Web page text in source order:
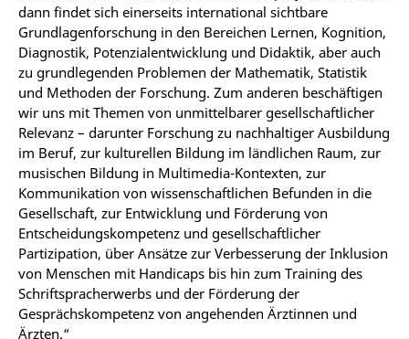
dann findet sich einerseits international sichtbare
Grundlagenforschung in den Bereichen Lernen, Kognition,
Diagnostik, Potenzialentwicklung und Didaktik, aber auch
zu grundlegenden Problemen der Mathematik, Statistik
und Methoden der Forschung. Zum anderen beschäftigen
wir uns mit Themen von unmittelbarer gesellschaftlicher
Relevanz – darunter Forschung zu nachhaltiger Ausbildung
im Beruf, zur kulturellen Bildung im ländlichen Raum, zur
musischen Bildung in Multimedia-Kontexten, zur
Kommunikation von wissenschaftlichen Befunden in die
Gesellschaft, zur Entwicklung und Förderung von
Entscheidungskompetenz und gesellschaftlicher
Partizipation, über Ansätze zur Verbesserung der Inklusion
von Menschen mit Handicaps bis hin zum Training des
Schriftspracherwerbs und der Förderung der
Gesprächskompetenz von angehenden Ärztinnen und
Ärzten.“